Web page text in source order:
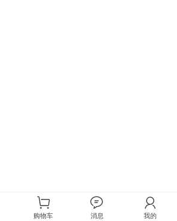
购物车 消息 我的